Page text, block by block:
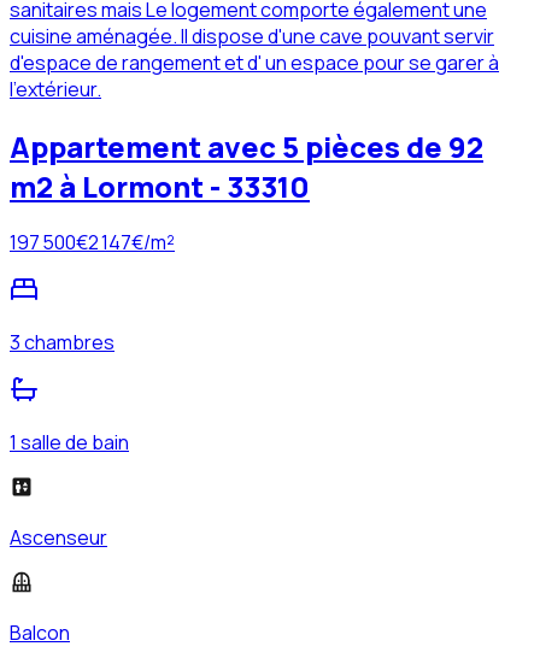
sanitaires mais Le logement comporte également une
cuisine aménagée. Il dispose d'une cave pouvant servir
d'espace de rangement et d' un espace pour se garer à
l'extérieur.
Appartement avec 5 pièces de 92
m2 à Lormont - 33310
197 500€2 147€/m²
3 chambres
1 salle de bain
Ascenseur
Balcon